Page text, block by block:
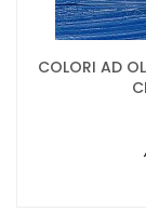
COLORI AD